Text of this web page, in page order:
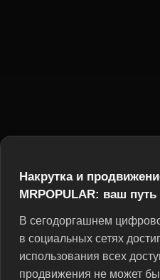
Накрутка и
MRPOPULAR: ваш путь
В сегодоргашнем
в социальных сетях
использования всех
продвижения не может